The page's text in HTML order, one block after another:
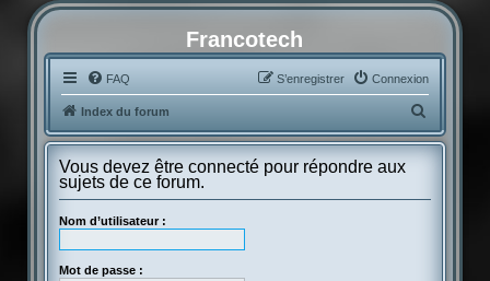
Francotech
FAQ Connexion
S’enregistrer
Index du forum
e
Vous devez être connecté pour répondre aux
sujets de ce forum.
Nom d’utilisateur :
Mot de passe :